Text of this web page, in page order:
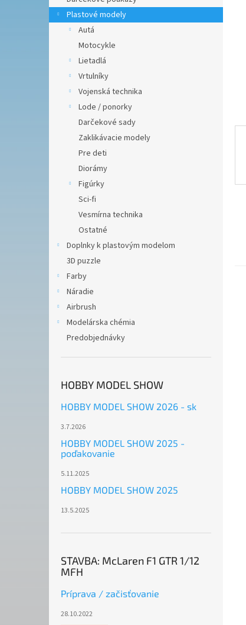
Plastové modely
Autá
Motocykle
Lietadlá
Vrtulníky
Vojenská technika
Lode / ponorky
Darčekové sady
Zaklikávacie modely
Pre deti
Diorámy
Figúrky
Sci-fi
Vesmírna technika
Ostatné
Doplnky k plastovým modelom
3D puzzle
Farby
Náradie
Airbrush
Modelárska chémia
Predobjednávky
HOBBY MODEL SHOW
HOBBY MODEL SHOW 2026 - sk
3.7.2026
HOBBY MODEL SHOW 2025 -
poďakovanie
5.11.2025
HOBBY MODEL SHOW 2025
13.5.2025
STAVBA: McLaren F1 GTR 1/12
MFH
Príprava / začisťovanie
28.10.2022